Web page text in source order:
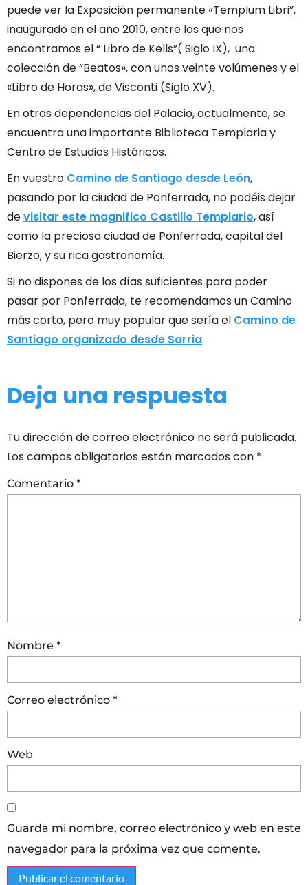
puede ver la Exposición permanente «Templum Libri”,
inaugurado en el año 2010, entre los que nos
encontramos el “ Libro de Kells”( Siglo IX), una
colección de “Beatos», con unos veinte volúmenes y el
«Libro de Horas», de Visconti (Siglo XV).
En otras dependencias del Palacio, actualmente, se
encuentra una importante Biblioteca Templaria y
Centro de Estudios Históricos.
En vuestro Camino de Santiago desde León,
pasando por la ciudad de Ponferrada, no podéis dejar
devisitar este magnifico Castillo Templario, así
como la preciosa ciudad de Ponferrada, capital del
Bierzo; y su rica gastronomía.
Si no dispones de los días suficientes para poder
pasar por Ponferrada, te recomendamos un Camino
más corto, pero muy popular que sería el Camino de
Santiago organizado desde Sarria.
Deja una respuesta
Tu dirección de correo electrónico no será publicada.
Los campos obligatorios están marcados con *
Comentario *
Nombre *
Correo electrónico *
Web
Guarda mi nombre, correo electrónico y web en este
navegador para la próxima vez que comente.